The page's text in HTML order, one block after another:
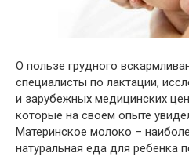
О пользе грудного
специалисты по лактации,
и зарубежных медицинских
которые на своем опыте
Материнское молоко –
натуральная еда для ребенка